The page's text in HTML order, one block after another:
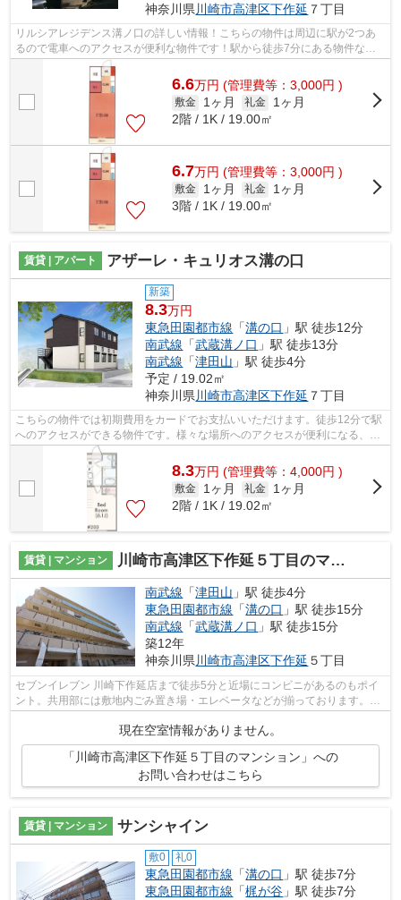
神奈川県 川崎市高津区下作延 ７丁目
リルシアレジデンス溝ノ口の詳しい情報！こちらの物件は周辺に駅が2つあ
るので電車へのアクセスが便利な物件です！駅から徒歩7分にある物件なの
で、電車利用が多い方にオススメです！...
6.6万円 (管理費等：3,000円 )
敷金 1ヶ月 礼金
1ヶ月
2階 / 1K / 19.00㎡
6.7万円 (管理費等：3,000円 )
敷金 1ヶ月 礼金
1ヶ月
3階 / 1K / 19.00㎡
賃貸 | アパート アザーレ・キュリオス溝の口
新築
8.3万円
東急田園都市線 「溝の口 」駅 徒歩12分
南武線 「武蔵溝ノ口 」駅 徒歩13分
南武線 「津田山 」駅 徒歩4分
予定 / 19.02㎡
神奈川県 川崎市高津区下作延 ７丁目
こちらの物件では初期費用をカードでお支払いいただけます。徒歩12分で駅
へのアクセスができる物件です。様々な場所へのアクセスが便利になる、2
駅利用可能な物件です。こちらの物件は...
8.3万円 (管理費等：4,000円 )
敷金 1ヶ月 礼金
1ヶ月
2階 / 1K / 19.02㎡
賃貸 | マンション 川崎市高津区下作延５丁目のマンション
南武線 「津田山 」駅 徒歩4分
東急田園都市線 「溝の口 」駅 徒歩15分
南武線 「武蔵溝ノ口 」駅 徒歩15分
築12年
神奈川県 川崎市高津区下作延 ５丁目
セブンイレブン 川崎下作延店まで徒歩5分と近場にコンビニがあるのもポイ
ント。共用部には敷地内ごみ置き場・エレベータなどが揃っております。こ
ちらは初期費用をカードでお支払いい...
現在空室情報がありません。
「川崎市高津区下作延５丁目のマンション」への
お問い合わせはこちら
賃貸 | マンション サンシャイン
敷0 礼0
東急田園都市線 「溝の口 」駅 徒歩7分
東急田園都市線 「梶が谷 」駅 徒歩7分